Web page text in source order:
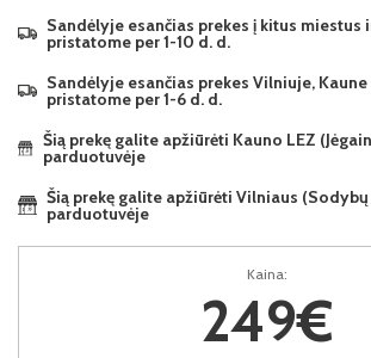
Sandėlyje esančias prekes į kitus miestus
pristatome per 1-10 d. d.
Sandėlyje esančias prekes Vilniuje,
pristatome per 1-6 d. d.
Šią prekę galite apžiūrėti Kauno LEZ
parduotuvėje
Šią prekę galite apžiūrėti Vilniaus (Sodybų
parduotuvėje
Kaina:
249€